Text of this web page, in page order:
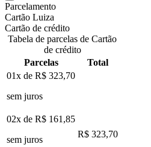
Parcelamento
Cartão Luiza
Cartão de crédito
Tabela de parcelas de Cartão
de crédito
Parcelas
Total
01x de R$ 323,70
sem juros
02x de R$ 161,85
sem juros
R$ 323,70